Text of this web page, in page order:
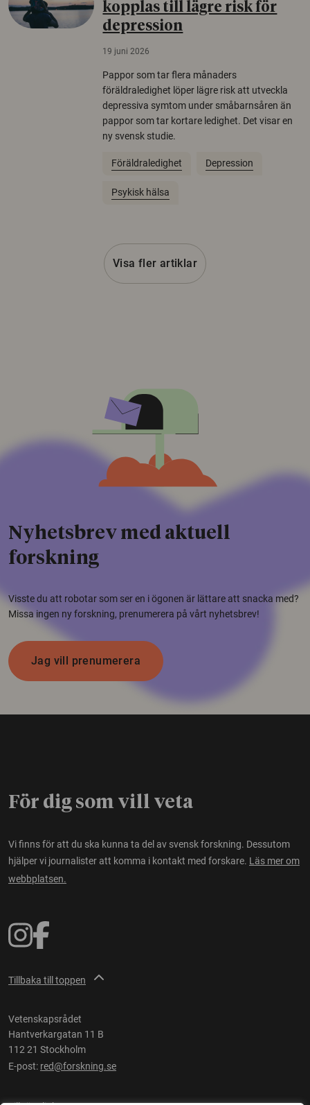
kopplas till lägre risk för
depression
19 juni 2026
Pappor som tar flera månaders
föräldraledighet löper lägre risk att utveckla
depressiva symtom under småbarnsåren än
pappor som tar kortare ledighet. Det visar en
ny svensk studie.
Föräldraledighet Depression
Psykisk hälsa
Visa fler artiklar
Nyhetsbrev med aktuell
forskning
Visste du att robotar som ser en i ögonen är lättare att snacka med?
Missa ingen ny forskning, prenumerera på vårt nyhetsbrev!
Jag vill prenumerera
För dig som vill veta
Vi finns för att du ska kunna ta del av svensk forskning. Dessutom
hjälper vi journalister att komma i kontakt med forskare. Läs mer om
webbplatsen.
Tillbaka till toppen
Vetenskapsrådet
Hantverkargatan 11 B
112 21 Stockholm
E-post: red@forskning.se